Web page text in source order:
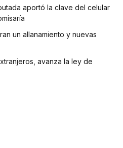
aportó la clave del celular
un allanamiento y nuevas
avanza la ley de